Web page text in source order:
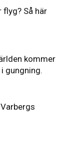
flyg? Så här
kommer
gungning.